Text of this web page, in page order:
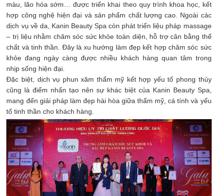
màu, lão hóa sớm… được triển khai theo quy trình khoa học, kết
hợp công nghệ hiện đại và sản phẩm chất lượng cao. Ngoài các
dịch vụ về da, Kanin Beauty Spa còn phát triển liệu pháp massage
– trị liệu nhằm chăm sóc sức khỏe toàn diện, hỗ trợ cân bằng thể
chất và tinh thần. Đây là xu hướng làm đẹp kết hợp chăm sóc sức
khỏe đang ngày càng được nhiều khách hàng quan tâm trong
nhịp sống hiện đại.
Đặc biệt, dịch vụ phun xăm thẩm mỹ kết hợp yếu tố phong thủy
cũng là điểm nhấn tạo nên sự khác biệt của Kanin Beauty Spa,
mang đến giải pháp làm đẹp hài hòa giữa thẩm mỹ, cá tính và yếu
tố tinh thần cho khách hàng.